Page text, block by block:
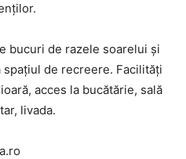
bucuri de razele soarelui şi
de recreere. Facilităţi
acces la bucătărie, sală
livada.